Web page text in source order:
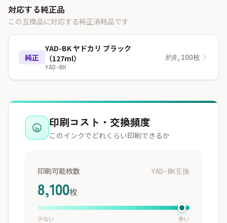
対応する純正品
この互換品に対応する純正消耗品です
純正
YAD-BK ヤドカリ ブラック
（127ml）
YAD-BK
約8,100枚
印刷コスト・交換頻度
このインクでどれくらい印刷できるか
印刷可能枚数
8,100枚
YAD-BK互換
少ない 多い